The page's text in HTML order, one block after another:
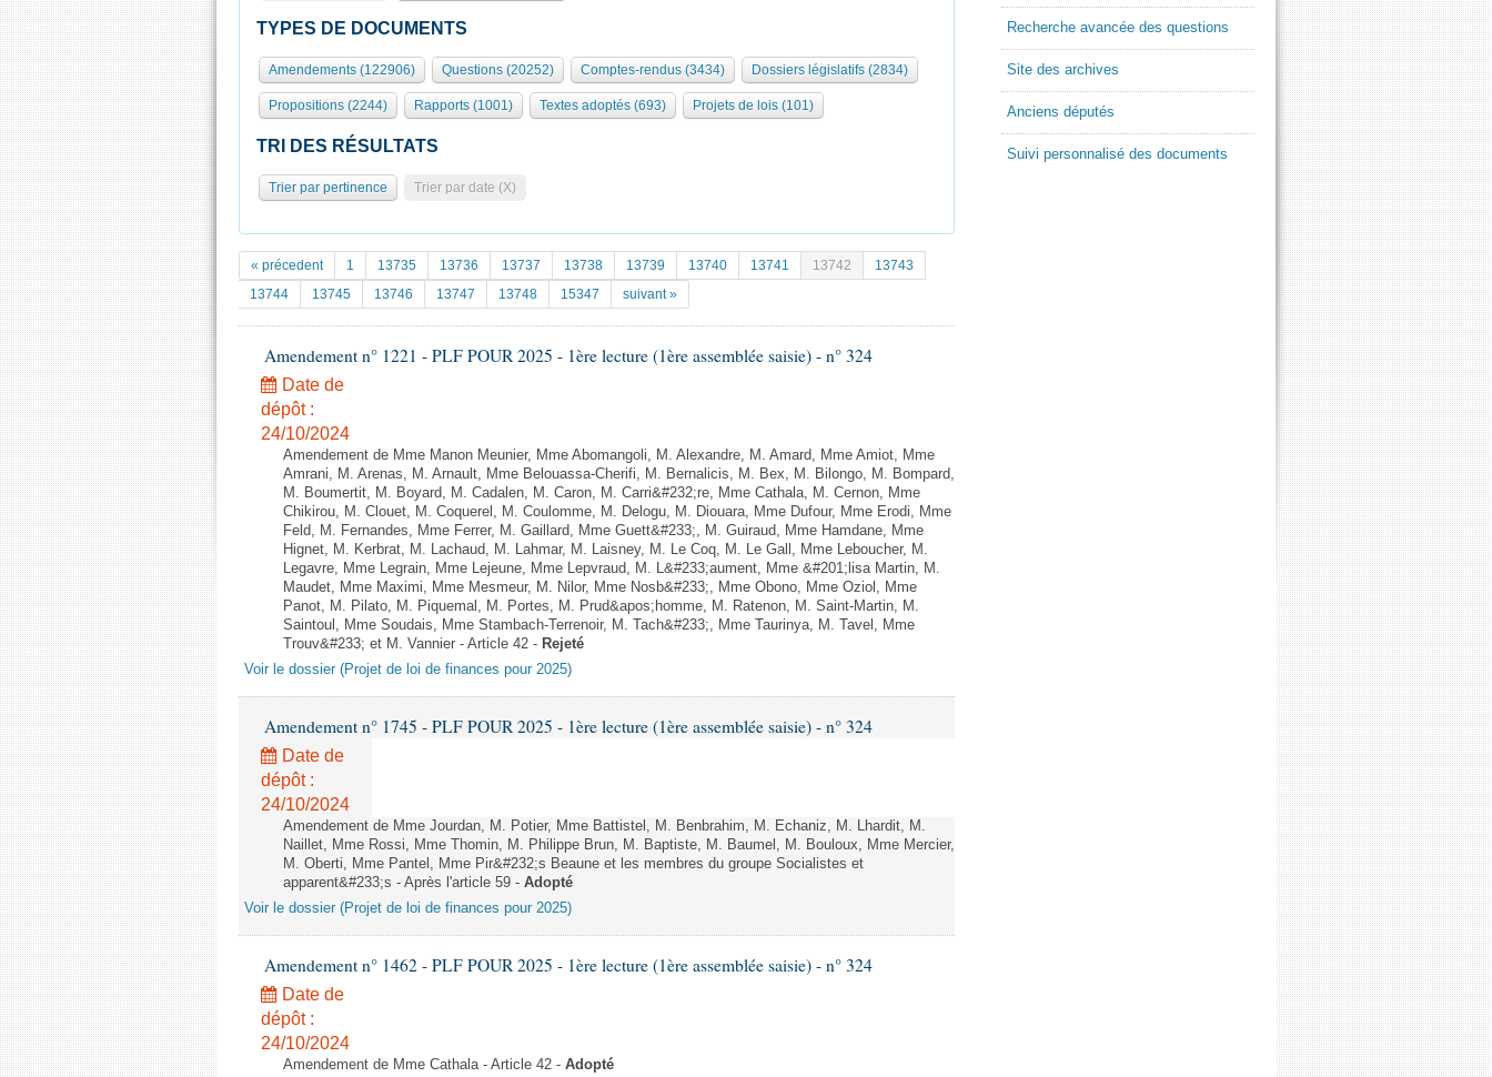
TYPES DE DOCUMENTS
Amendements (122906) Questions (20252) Comptes-rendus (3434) Dossiers législatifs (2834)
Propositions (2244) Rapports (1001) Textes adoptés (693) Projets de lois (101)
TRI DES RÉSULTATS
Trier par pertinence Trier par date (X)
« précedent 1 13735 13736 13737 13738 13739 13740 13741 13742
13743
13744
13745 13746 13747 13748 15347 suivant »
Amendement n° 1221 - PLF POUR 2025 - 1ère lecture (1ère assemblée saisie) - n° 324
Date de
dépôt :
24/10/2024
Amendement de Mme Manon Meunier, Mme Abomangoli, M. Alexandre, M. Amard, Mme Amiot, Mme
Amrani, M. Arenas, M. Arnault, Mme Belouassa-Cherifi, M. Bernalicis, M. Bex, M. Bilongo, M. Bompard,
M. Boumertit, M. Boyard, M. Cadalen, M. Caron, M. Carri&#232;re, Mme Cathala, M. Cernon, Mme
Chikirou, M. Clouet, M. Coquerel, M. Coulomme, M. Delogu, M. Diouara, Mme Dufour, Mme Erodi, Mme
Feld, M. Fernandes, Mme Ferrer, M. Gaillard, Mme Guett&#233;, M. Guiraud, Mme Hamdane, Mme
Hignet, M. Kerbrat, M. Lachaud, M. Lahmar, M. Laisney, M. Le Coq, M. Le Gall, Mme Leboucher, M.
Legavre, Mme Legrain, Mme Lejeune, Mme Lepvraud, M. L&#233;aument, Mme &#201;lisa Martin, M.
Maudet, Mme Maximi, Mme Mesmeur, M. Nilor, Mme Nosb&#233;, Mme Obono, Mme Oziol, Mme
Panot, M. Pilato, M. Piquemal, M. Portes, M. Prud&apos;homme, M. Ratenon, M. Saint-Martin, M.
Saintoul, Mme Soudais, Mme Stambach-Terrenoir, M. Tach&#233;, Mme Taurinya, M. Tavel, Mme
Trouv&#233; et M. Vannier - Article 42 - Rejeté
Voir le dossier (Projet de loi de finances pour 2025)
Amendement n° 1745 - PLF POUR 2025 - 1ère lecture (1ère assemblée saisie) - n° 324
Date de
dépôt :
24/10/2024
Amendement de Mme Jourdan, M. Potier, Mme Battistel, M. Benbrahim, M. Echaniz, M. Lhardit, M.
Naillet, Mme Rossi, Mme Thomin, M. Philippe Brun, M. Baptiste, M. Baumel, M. Bouloux, Mme Mercier,
M. Oberti, Mme Pantel, Mme Pir&#232;s Beaune et les membres du groupe Socialistes et
apparent&#233;s - Après l'article 59 - Adopté
Voir le dossier (Projet de loi de finances pour 2025)
Amendement n° 1462 - PLF POUR 2025 - 1ère lecture (1ère assemblée saisie) - n° 324
Date de
dépôt :
24/10/2024
Amendement de Mme Cathala - Article 42 - Adopté
Recherche avancée des questions
Site des archives
Anciens députés
Suivi personnalisé des documents